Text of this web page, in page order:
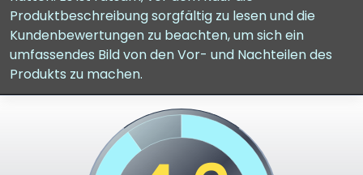
Produktbeschreibung sorgfältig zu lesen und die
Kundenbewertungen zu beachten, um sich ein
umfassendes Bild von den Vor- und Nachteilen des
Produkts zu machen.